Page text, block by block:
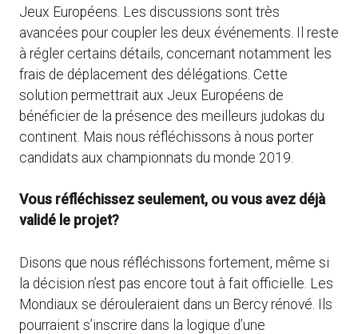
Jeux Européens. Les discussions sont très
avancées pour coupler les deux événements. Il reste
à régler certains détails, concernant notamment les
frais de déplacement des délégations. Cette
solution permettrait aux Jeux Européens de
bénéficier de la présence des meilleurs judokas du
continent. Mais nous réfléchissons à nous porter
candidats aux championnats du monde 2019.
Vous réfléchissez seulement, ou vous avez déjà
validé le projet?
Disons que nous réfléchissons fortement, même si
la décision n’est pas encore tout à fait officielle. Les
Mondiaux se dérouleraient dans un Bercy rénové. Ils
pourraient s’inscrire dans la logique d’une